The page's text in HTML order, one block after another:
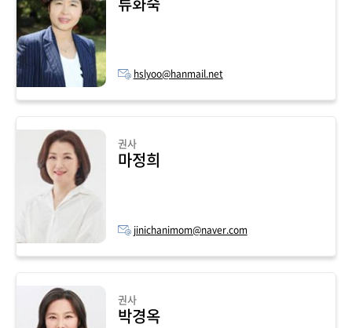
hslyoo@hanmail.net
권사
마정희
jinichanimom@naver.com
권사
박경옥